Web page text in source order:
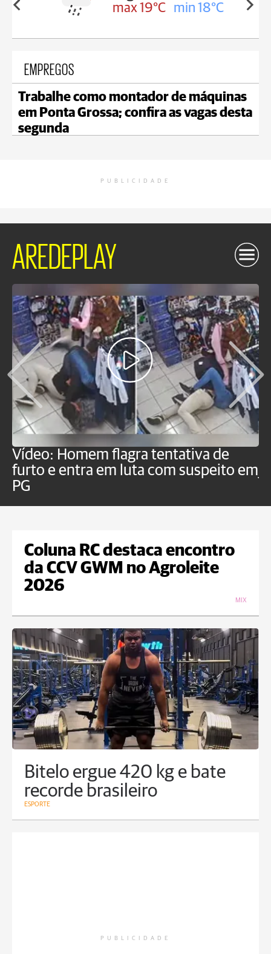
18°C max 19°C min 18°C
EMPREGOS
Trabalhe como montador de máquinas
em Ponta Grossa; confira as vagas desta
segunda
PUBLICIDADE
AREDEPLAY
Vídeo: Homem flagra tentativa de
furto e entra em luta com suspeito em
PG
Coluna RC destaca encontro
da CCV GWM no Agroleite
2026
MIX
Bitelo ergue 420 kg e bate
recorde brasileiro
ESPORTE
PUBLICIDADE